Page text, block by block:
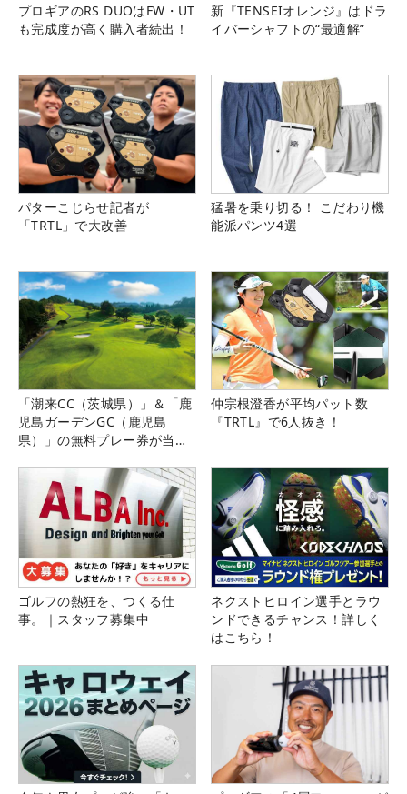
プロギアのRS DUOはFW・UT
も完成度が高く購入者続出！
新『TENSEIオレンジ』はドラ
イバーシャフトの“最適解”
パターこじらせ記者が
「TRTL」で大改善
猛暑を乗り切る！ こだわり機
能派パンツ4選
「潮来CC（茨城県）」＆「鹿
児島ガーデンGC（鹿児島
県）」の無料プレー券が当た
仲宗根澄香が平均パット数
『TRTL』で6人抜き！
ゴルフの熱狂を、つくる仕
事。｜スタッフ募集中
ネクストヒロイン選手とラウ
ンドできるチャンス！詳しく
はこちら！